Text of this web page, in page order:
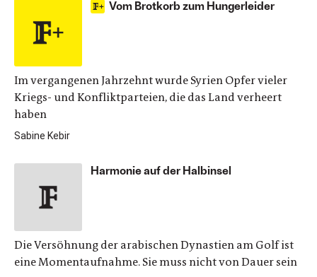
Vom Brotkorb zum Hungerleider
Im vergangenen Jahrzehnt wurde Syrien Opfer vieler
Kriegs- und Konfliktparteien, die das Land verheert
haben
Sabine Kebir
Harmonie auf der Halbinsel
Die Versöhnung der arabischen Dynastien am Golf ist
eine Momentaufnahme. Sie muss nicht von Dauer sein